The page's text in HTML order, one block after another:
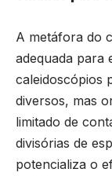
A metáfora do
adequada para
caleidoscópios
diversos, mas
limitado de
divisórias de
potencializa o